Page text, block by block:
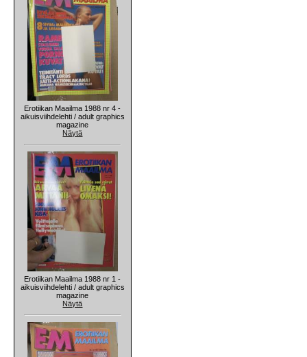
Erotiikan Maailma 1988 nr 4 -
aikuisviihdelehti / adult graphics
magazine
Näytä
Erotiikan Maailma 1988 nr 1 -
aikuisviihdelehti / adult graphics
magazine
Näytä